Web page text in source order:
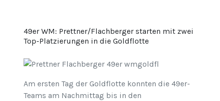
49er WM: Prettner/Flachberger starten mit zwei
Top-Platzierungen in die Goldflotte
Am ersten Tag der Goldflotte konnten die 49er-
Teams am Nachmittag bis in den